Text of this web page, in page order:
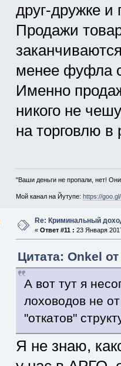
друг-дружке и
Продажи
менее фуфла
Именно
никого не
на торговлю в
"Ваши деньги не пропали, нет!
Мой канал на Йутупе: https://
Re: Криминальный
« Ответ #11 : 23 Января
Цитата: Onkel
А вот тут я
лоховодов не
"откатов"
Я не знаю,